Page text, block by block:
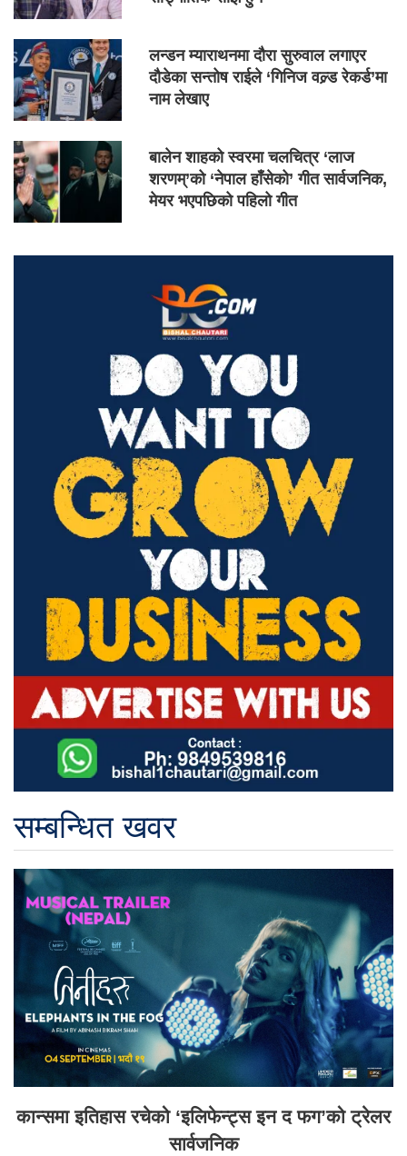
लन्डन म्याराथनमा दौरा सुरुवाल लगाएर
दौडेका सन्तोष राईले ‘गिनिज वल्र्ड रेकर्ड’मा
नाम लेखाए
बालेन शाहको स्वरमा चलचित्र ‘लाज
शरणम्’को ‘नेपाल हाँसेको’ गीत सार्वजनिक,
मेयर भएपछिको पहिलो गीत
सम्बन्धित खवर
कान्समा इतिहास रचेको ‘इलिफेन्ट्स इन द फग’को ट्रेलर
सार्वजनिक